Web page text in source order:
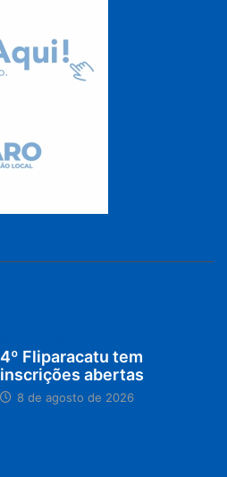
4º Fliparacatu tem
inscrições abertas
8 de agosto de 2026